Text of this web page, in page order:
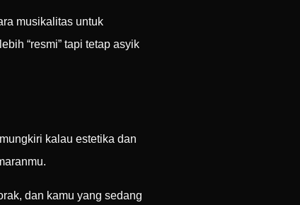
musikalitas untuk
“resmi” tapi tetap asyik
kalau estetika dan
dan kamu yang sedang